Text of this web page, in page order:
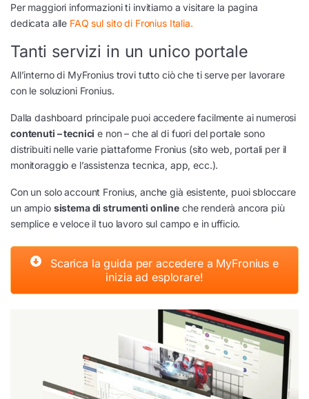
Per maggiori informazioni ti invitiamo a visitare la pagina
dedicata alle FAQ sul sito di Fronius Italia.
Tanti servizi in un unico portale
All’interno di MyFronius trovi tutto ciò che ti serve per lavorare
con le soluzioni Fronius.
Dalla dashboard principale puoi accedere facilmente ai numerosi
contenuti – tecnici e non – che al di fuori del portale sono
distribuiti nelle varie piattaforme Fronius (sito web, portali per il
monitoraggio e l’assistenza tecnica, app, ecc.).
Con un solo account Fronius, anche già esistente, puoi sbloccare
un ampio sistema di strumenti onlineche renderà ancora più
semplice e veloce il tuo lavoro sul campo e in ufficio.
Scarica la guida per accedere a MyFronius e
inizia ad esplorare!